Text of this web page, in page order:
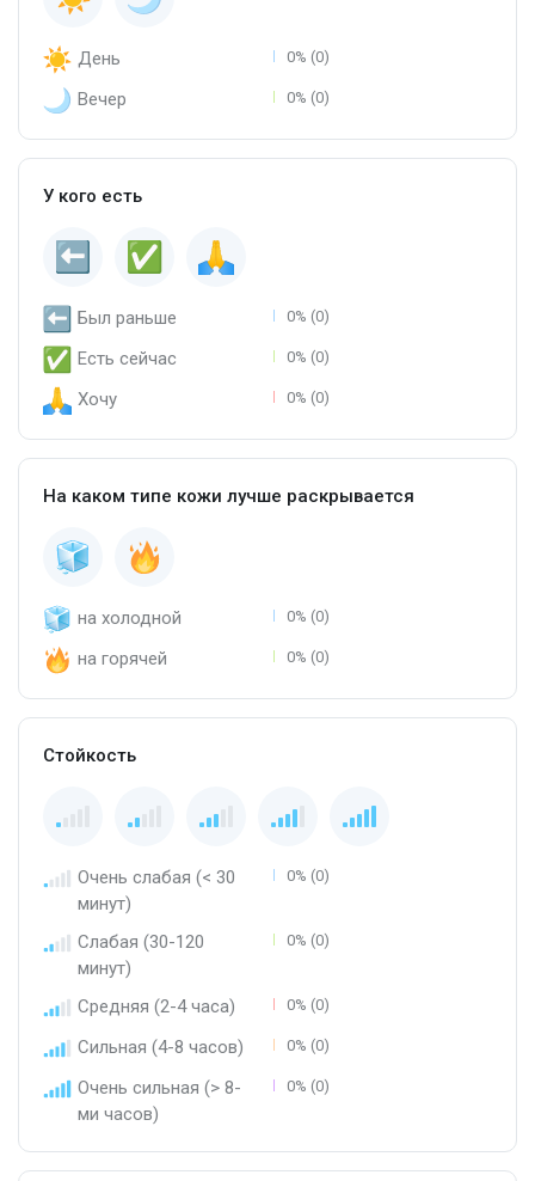
День 0% (0)
Вечер 0% (0)
У кого есть
Был раньше 0% (0)
Есть сейчас 0% (0)
Хочу 0% (0)
На каком типе кожи лучше раскрывается
на холодной 0% (0)
на горячей 0% (0)
Стойкость
Очень слабая (< 30
минут)
0% (0)
Слабая (30-120
минут)
0% (0)
Средняя (2-4 часа) 0% (0)
Сильная (4-8 часов) 0% (0)
Очень сильная (> 8-
ми часов)
0% (0)